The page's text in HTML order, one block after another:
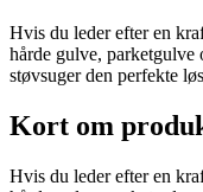
Hvis du leder efter en
hårde gulve, parketgulve
støvsuger den perfekte
Kort om
Hvis du leder efter en